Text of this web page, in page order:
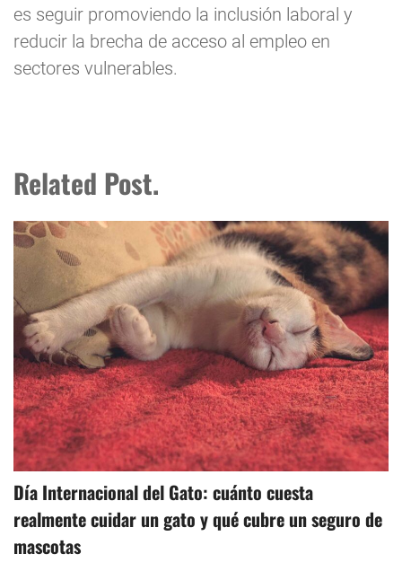
es seguir promoviendo la inclusión laboral y
reducir la brecha de acceso al empleo en
sectores vulnerables.
Related Post.
Día Internacional del Gato: cuánto cuesta
realmente cuidar un gato y qué cubre un seguro de
mascotas